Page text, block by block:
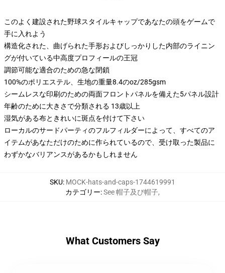
このよく建設された野球スタイルキャップであなたの頭をゲームで
手に入れよう
構造化された、曲げられた手形およびしっかりした内部のライニン
グが付いている中高度プロフィールの王冠
調節可能な適合のための急な閉鎖
100%のポリエステル、生地の重量8.4のoz/285gsm
シームレスな印刷のための両面フロントパネルを備えた5パネル設計
年齢のために大きさで分類される 13歳以上
湿気がある布ときれいに斑点を付けて下さい
ローカルのサードパーティのフルフィルダーによって、すべてのア
イテムがあなただけのために作られているので、受け取った製品に
わずかなバリアンスがあるかもしれません
SKU: MOCK-hats-and-caps-1744619991
カテゴリー:See 帽子及び帽子,
What Customers Say